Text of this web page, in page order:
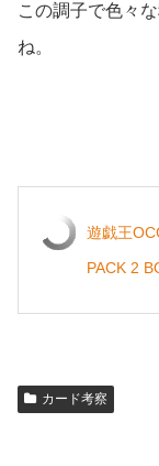
この調子で色々
ね。
遊戯王
PACK 2
カード考察